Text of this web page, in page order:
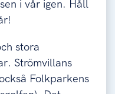
i vår igen. Håll
stora
Strömvillans
Folkparkens